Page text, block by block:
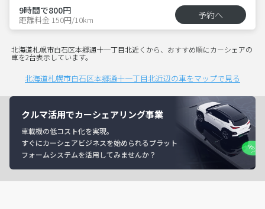
9時間で800円
距離料金 150円/10km 予約へ
北海道札幌市白石区本郷通十一丁目北近くから、おすすめ順にカーシェアの
車を2台表示しています。
北海道札幌市白石区本郷通十一丁目北近辺の車をマップで見る
クルマ活用でカーシェアリング事業
車載機の低コスト化を実現。
すぐにカーシェアビジネスを始められるプラット
フォームシステムを活用してみませんか？